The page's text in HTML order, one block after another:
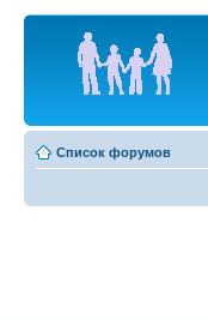
Список форумов